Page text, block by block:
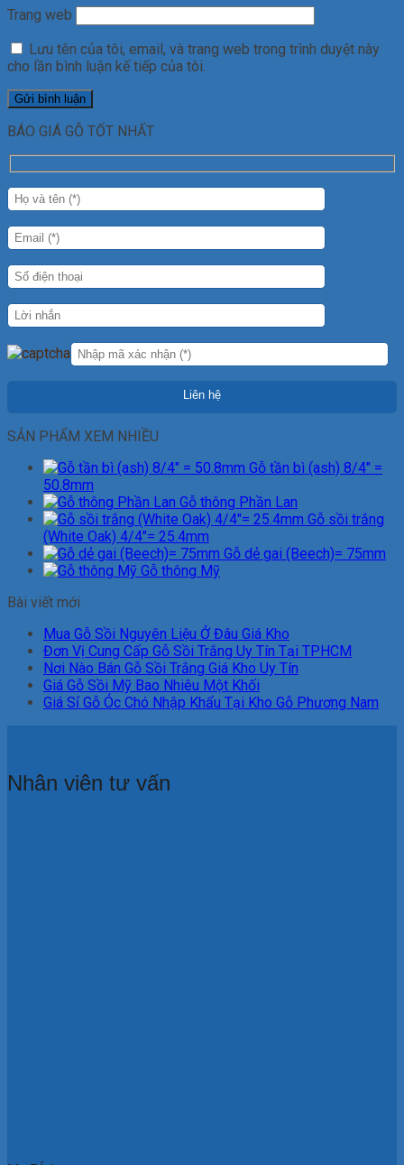
Trang web
Lưu tên của tôi, email, và trang web trong trình duyệt này
cho lần bình luận kế tiếp của tôi.
BÁO GIÁ GỖ TỐT NHẤT
SẢN PHẨM XEM NHIỀU
Gỗ tần bì (ash) 8/4" =
50.8mm
Gỗ thông Phần Lan
Gỗ sồi trắng
(White Oak) 4/4"= 25.4mm
Gỗ dẻ gai (Beech)= 75mm
Gỗ thông Mỹ
Bài viết mới
Mua Gỗ Sồi Nguyên Liệu Ở Đâu Giá Kho
Đơn Vị Cung Cấp Gỗ Sồi Trắng Uy Tín Tại TPHCM
Nơi Nào Bán Gỗ Sồi Trắng Giá Kho Uy Tín
Giá Gỗ Sồi Mỹ Bao Nhiêu Một Khối
Giá Sỉ Gỗ Óc Chó Nhập Khẩu Tại Kho Gỗ Phương Nam
Nhân viên tư vấn